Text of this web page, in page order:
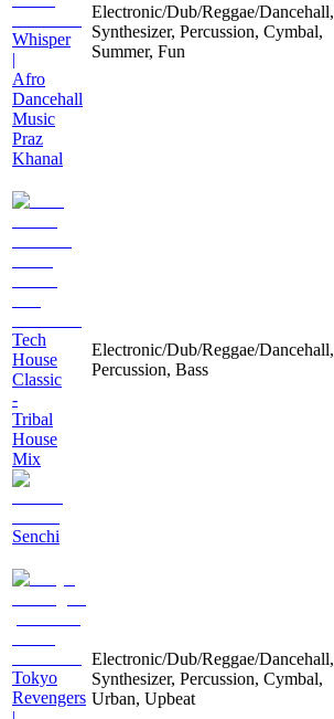
Whisper
|
Afro
Dancehall
Music
Praz
Khanal
Electronic/Dub/Reggae/Dancehall,
Synthesizer, Percussion, Cymbal,
Summer, Fun
Tech
House
Classic
-
Tribal
House
Mix
Senchi
Electronic/Dub/Reggae/Dancehall,
Percussion, Bass
Tokyo
Revengers
Electronic/Dub/Reggae/Dancehall,
Synthesizer, Percussion, Cymbal,
Urban, Upbeat